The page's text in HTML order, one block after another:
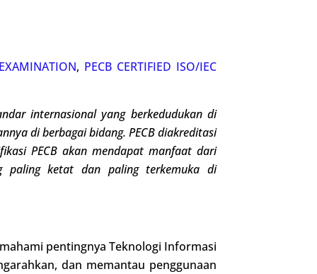
, PECB CERTIFIED ISO/IEC
internasionalyang berkedudukan di
di berbagai bidang. PECB diakreditasi
PECB akan mendapat manfaat dari
paling ketat dan paling terkemuka di
pentingnya Teknologi Informasi
dan memantau penggunaan